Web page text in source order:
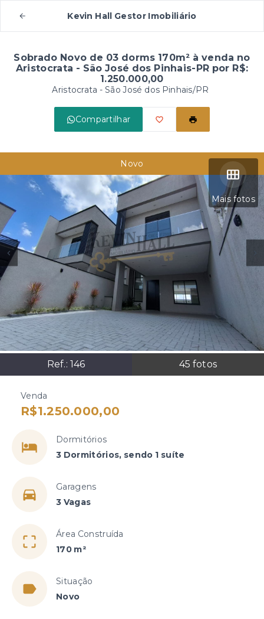
Kevin Hall Gestor Imobiliário
Sobrado Novo de 03 dorms 170m² à venda no
Aristocrata - São José dos Pinhais-PR por R$:
1.250.000,00
Aristocrata - São José dos Pinhais/PR
Compartilhar
Mais fotos
Ref.: 146 45 fotos
Novo
Venda
R$1.250.000,00
Dormitórios
3 Dormitórios, sendo 1 suíte
Garagens
3 Vagas
Área Construída
170 m²
Situação
Novo